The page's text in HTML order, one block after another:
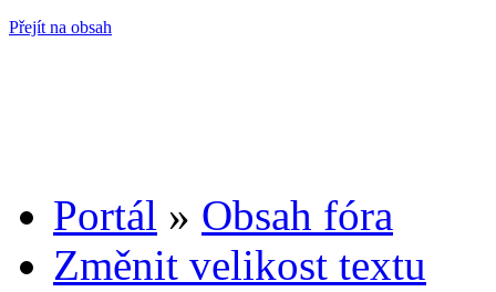
Přejít na obsah
Portál » Obsah fóra
Změnit velikost textu